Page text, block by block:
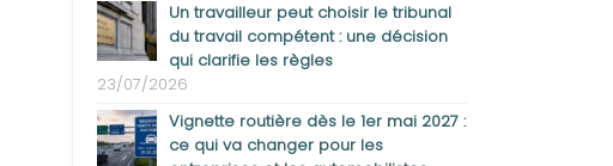
Un travailleur peut choisir le tribunal
du travail compétent : une décision
qui clarifie les règles
23/07/2026
Vignette routière dès le 1er mai 2027 :
ce qui va changer pour les